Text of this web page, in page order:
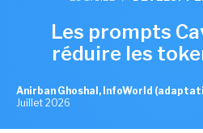
Les prompts
réduire les
Anirban Ghoshal, InfoWorld
Juillet 2026